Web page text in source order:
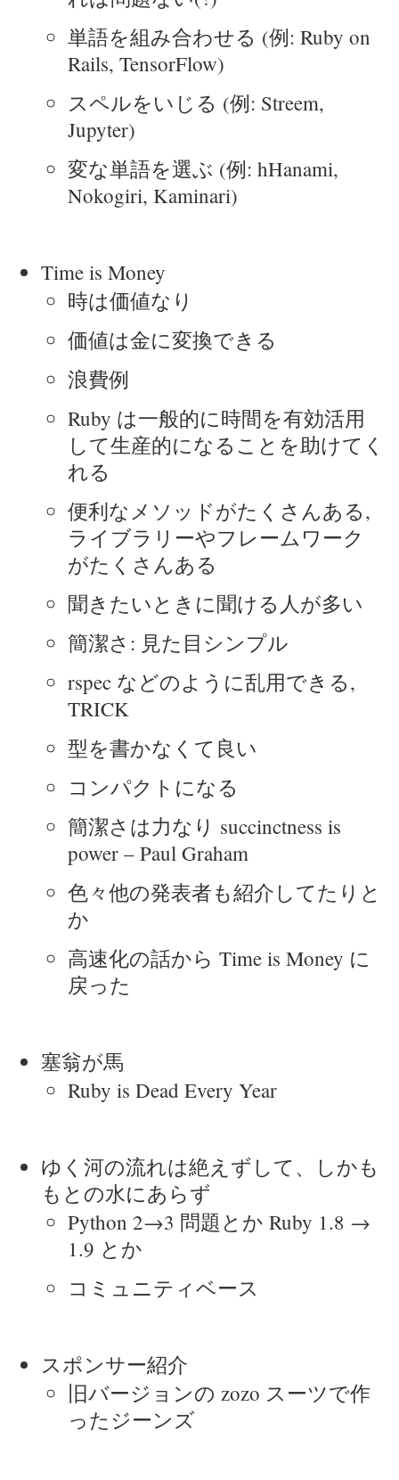
単語を組み合わせる (例: Ruby on
Rails, TensorFlow)
スペルをいじる (例: Streem,
Jupyter)
変な単語を選ぶ (例: hHanami,
Nokogiri, Kaminari)
Time is Money
時は価値なり
価値は金に変換できる
浪費例
Ruby は一般的に時間を有効活用
して生産的になることを助けてく
れる
便利なメソッドがたくさんある,
ライブラリーやフレームワーク
がたくさんある
聞きたいときに聞ける人が多い
簡潔さ: 見た目シンプル
rspec などのように乱用できる,
TRICK
型を書かなくて良い
コンパクトになる
簡潔さは力なり succinctness is
power – Paul Graham
色々他の発表者も紹介してたりと
か
高速化の話から Time is Money に
戻った
塞翁が馬
Ruby is Dead Every Year
ゆく河の流れは絶えずして、しかも
もとの水にあらず
Python 2→3 問題とか Ruby 1.8 →
1.9 とか
コミュニティベース
スポンサー紹介
旧バージョンの zozo スーツで作
ったジーンズ